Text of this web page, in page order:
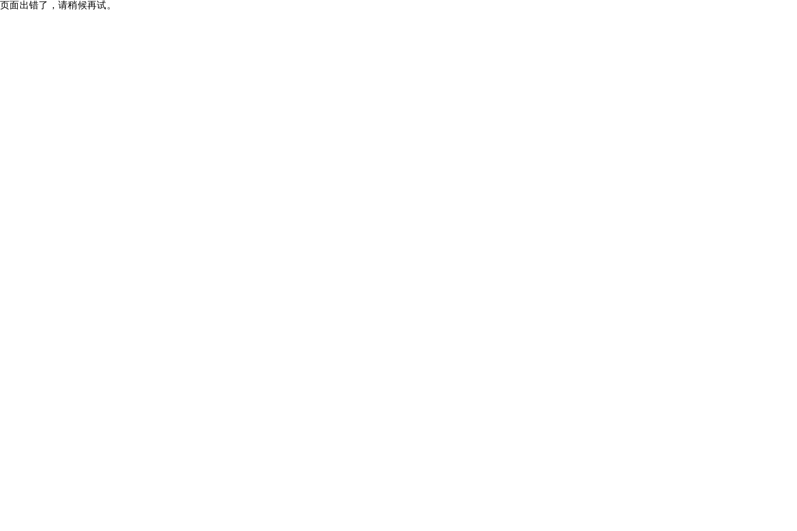
页面出错了，请稍候再试。